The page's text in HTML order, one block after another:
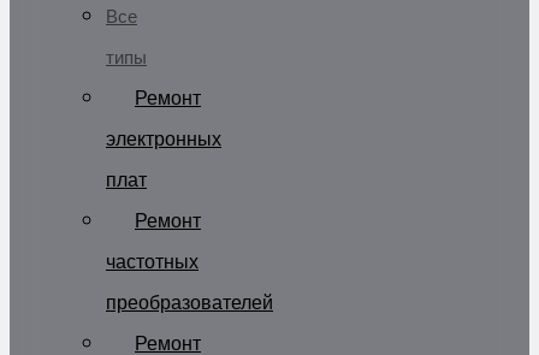
Все
типы
Ремонт
электронных
плат
Ремонт
частотных
преобразователей
Ремонт